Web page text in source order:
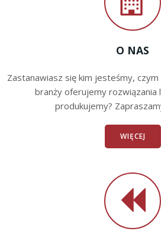
O NAS
Zastanawiasz się kim jesteśmy,
branży oferujemy rozwiązania
produkujemy?
WIĘCEJ